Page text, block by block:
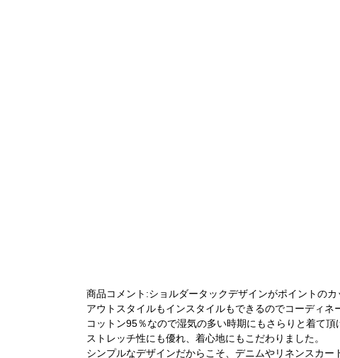
商品コメント:ショルダータックデザインがポイントのカ
アウトスタイルもインスタイルもできるのでコーディネ
コットン95％なので湿気の多い時期にもさらりと着て頂
ストレッチ性にも優れ、着心地にもこだわりました。
シンプルなデザインだからこそ、デニムやリネンスカ